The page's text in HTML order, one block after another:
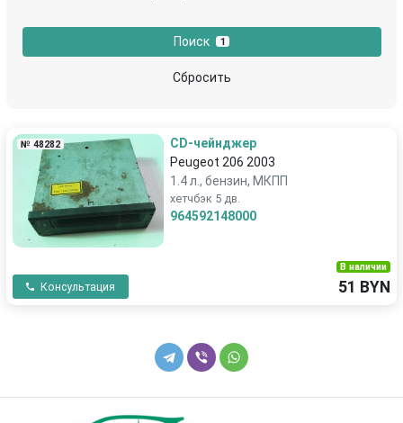
Поиск 1
Сбросить
№ 48282
CD-чейнджер
Peugeot 206 2003
1.4 л., бензин, МКПП
хетчбэк 5 дв.
964592148000
Консультация
В наличии
51 BYN